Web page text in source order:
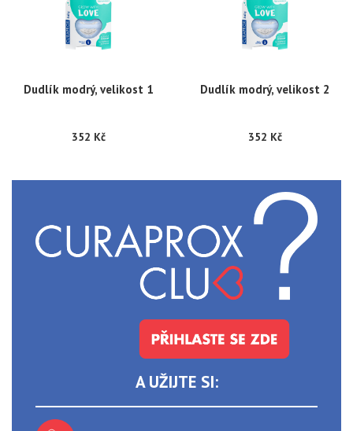
Dudlík modrý, velikost 1
352 Kč
Dudlík modrý, velikost 2
352 Kč
A UŽIJTE SI: